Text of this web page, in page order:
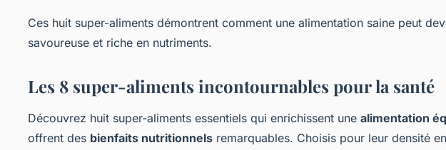
Ces huit super-aliments démontrent comment une alimentation saine peut
savoureuse et riche en nutriments.
Les 8 super-aliments incontournables pour la santé
Découvrez huit super-aliments essentiels qui enrichissent une alimentation
offrent des bienfaits nutritionnels remarquables. Choisis pour leur densité